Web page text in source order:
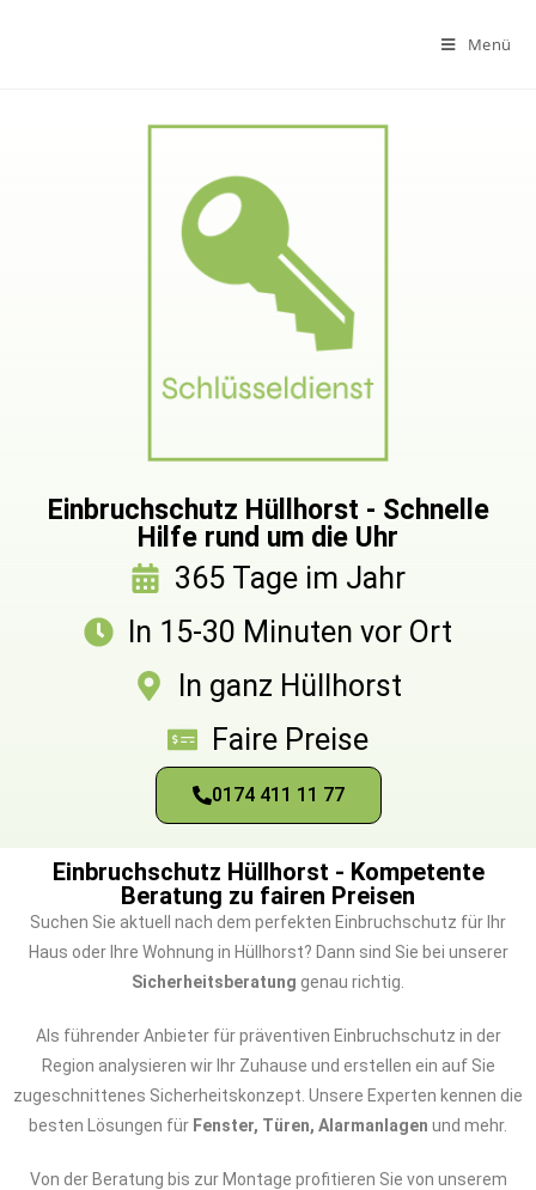
Menü
Einbruchschutz Hüllhorst - Schnelle
Hilfe rund um die Uhr
365 Tage im Jahr
In 15-30 Minuten vor Ort
In ganz Hüllhorst
Faire Preise
0174 411 11 77
Einbruchschutz Hüllhorst - Kompetente
Beratung zu fairen Preisen
Suchen Sie aktuell nach dem perfekten Einbruchschutz für Ihr
Haus oder Ihre Wohnung in Hüllhorst? Dann sind Sie bei unserer
Sicherheitsberatung genau richtig.
Als führender Anbieter für präventiven Einbruchschutz in der
Region analysieren wir Ihr Zuhause und erstellen ein auf Sie
zugeschnittenes Sicherheitskonzept. Unsere Experten kennen die
besten Lösungen für Fenster, Türen, Alarmanlagen und mehr.
Von der Beratung bis zur Montage profitieren Sie von unserem